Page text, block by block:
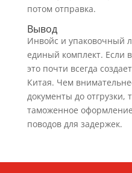
потом отправка.
Вывод
Инвойс и упаковочный
единый комплект. Если
это почти всегда
Китая. Чем
документы до отгрузки,
таможенное
поводов для задержек.